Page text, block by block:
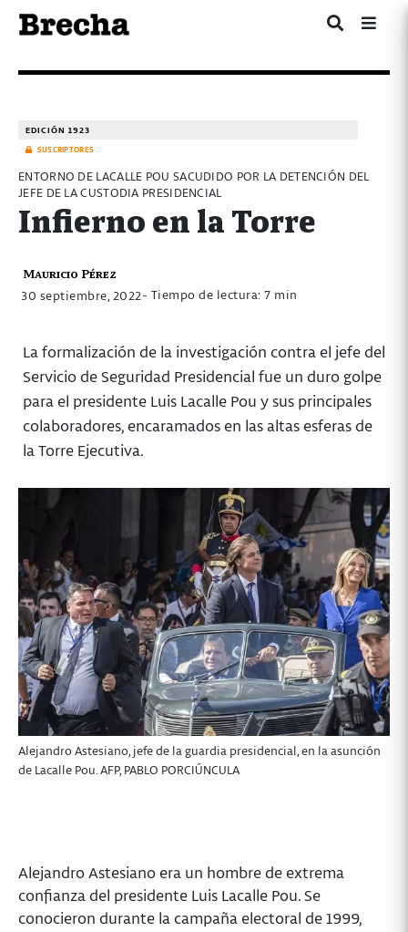
EDICIÓN 1923
SUSCRIPTORES
ENTORNO DE LACALLE POU SACUDIDO POR LA DETENCIÓN DEL
JEFE DE LA CUSTODIA PRESIDENCIAL
Infierno en la Torre
Mauricio Pérez
30 septiembre, 2022- Tiempo de lectura: 7 min
La formalización de la investigación contra el jefe del
Servicio de Seguridad Presidencial fue un duro golpe
para el presidente Luis Lacalle Pou y sus principales
colaboradores, encaramados en las altas esferas de
la Torre Ejecutiva.
Alejandro Astesiano, jefe de la guardia presidencial, en la asunción
de Lacalle Pou. AFP, PABLO PORCIÚNCULA
Alejandro Astesiano era un hombre de extrema
confianza del presidente Luis Lacalle Pou. Se
conocieron durante la campaña electoral de 1999,